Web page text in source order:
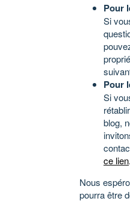
Pour
Si
Pour
Si
blog,
ce lien.
Nous
pourra être